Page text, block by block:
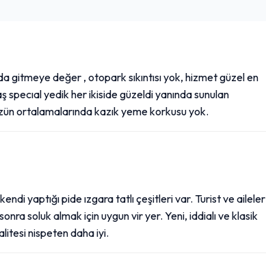
gitmeye değer , otopark sıkıntısı yok, hizmet güzel en
specıal yedik her ikiside güzeldi yanında sunulan
ortalamalarında kazık yeme korkusu yok.
yaptığı pide ızgara tatlı çeşitleri var. Turist ve aileler
soluk almak için uygun vir yer. Yeni, iddialı ve klasik
nispeten daha iyi.